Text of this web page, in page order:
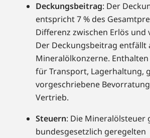
Deckungsbeitrag: Der
entspricht 7 % des
Differenz zwischen Erlös und
Der Deckungsbeitrag entfällt
Mineralölkonzerne.
für Transport, Lagerhaltung,
vorgeschriebene
Vertrieb.
Steuern: Die Mineralölsteuer
bundesgesetzlich geregelten